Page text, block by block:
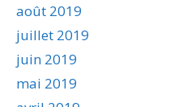
août 2019
juillet 2019
juin 2019
mai 2019